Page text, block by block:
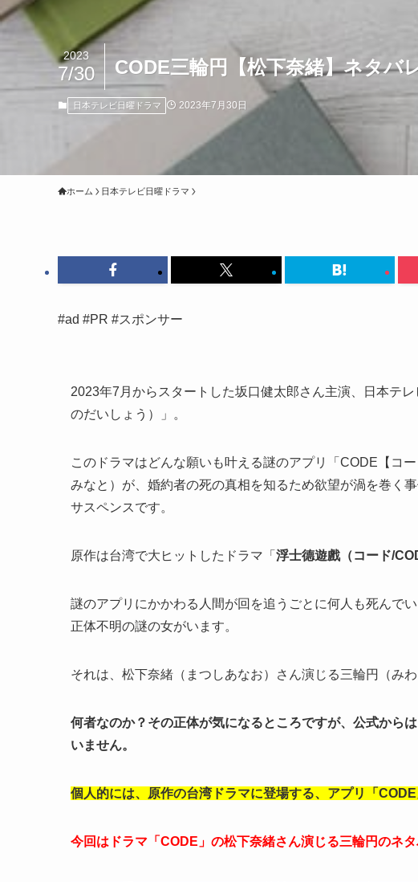
CODE三輪円【松下奈緒】ネタバ
2023
7/30
日本テレビ日曜ドラマ 2023年7月30日
ホーム 日本テレビ日曜ドラマ
#ad #PR #スポンサー
2023年7月からスタートした坂口健太郎さん主演、日本
のだいしょう）」。
このドラマはどんな願いも叶える謎のアプリ「CODE【コ
みなと） が、婚約者の死の真相を知るため欲望が渦を巻く
サスペンスです。
原作は台湾で大ヒットしたドラマ「 浮士德遊戲（コード/
謎のアプリにかかわる人間が回を追うごとに何人も死んで
正体不明の謎の女がいます。
それは、松下奈緒（まつしあなお）さん演じる三輪円（みわ
何者なのか？その正体が気になるところですが、公式から
いません。
個人的には、原作の台湾ドラマに登場する、アプリ「
今回はドラマ「CODE」の松下奈緒さん演じる三輪円のネ